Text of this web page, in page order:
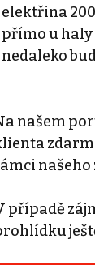
elektřina
přímo u
nedaleko
našem
případě